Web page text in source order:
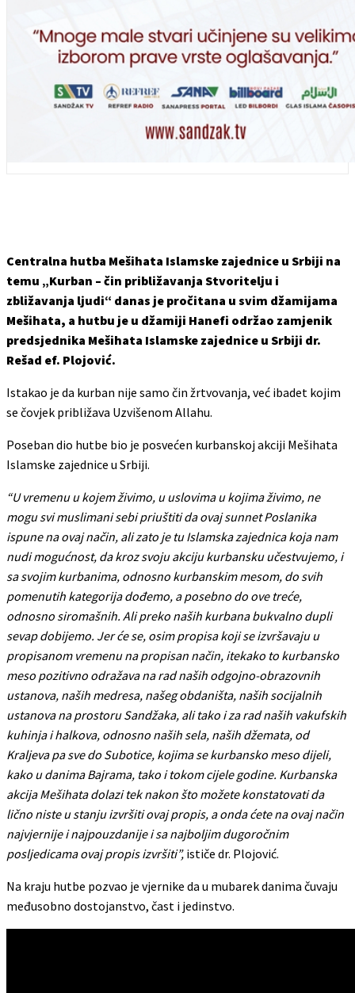
Centralna hutba Mešihata Islamske zajednice u Srbiji na
temu „Kurban – čin približavanja Stvoritelju i
zbližavanja ljudi“ danas je pročitana u svim džamijama
Mešihata, a hutbu je u džamiji Hanefi održao zamjenik
predsjednika Mešihata Islamske zajednice u Srbiji dr.
Rešad ef. Plojović.
Istakao je da kurban nije samo čin žrtvovanja, već ibadet kojim
se čovjek približava Uzvišenom Allahu.
Poseban dio hutbe bio je posvećen kurbanskoj akciji Mešihata
Islamske zajednice u Srbiji.
“U vremenu u kojem živimo, u uslovima u kojima živimo, ne
mogu svi muslimani sebi priuštiti da ovaj sunnet Poslanika
ispune na ovaj način, ali zato je tu Islamska zajednica koja nam
nudi mogućnost, da kroz svoju akciju kurbansku učestvujemo, i
sa svojim kurbanima, odnosno kurbanskim mesom, do svih
pomenutih kategorija dođemo, a posebno do ove treće,
odnosno siromašnih. Ali preko naših kurbana bukvalno dupli
sevap dobijemo. Jer će se, osim propisa koji se izvršavaju u
propisanom vremenu na propisan način, itekako to kurbansko
meso pozitivno odražava na rad naših odgojno-obrazovnih
ustanova, naših medresa, našeg obdaništa, naših socijalnih
ustanova na prostoru Sandžaka, ali tako i za rad naših vakufskih
kuhinja i halkova, odnosno naših sela, naših džemata, od
Kraljeva pa sve do Subotice, kojima se kurbansko meso dijeli,
kako u danima Bajrama, tako i tokom cijele godine. Kurbanska
akcija Mešihata dolazi tek nakon što možete konstatovati da
lično niste u stanju izvršiti ovaj propis, a onda ćete na ovaj način
najvjernije i najpouzdanije i sa najboljim dugoročnim
posljedicama ovaj propis izvršiti”, ističe dr. Plojović.
Na kraju hutbe pozvao je vjernike da u mubarek danima čuvaju
međusobno dostojanstvo, čast i jedinstvo.